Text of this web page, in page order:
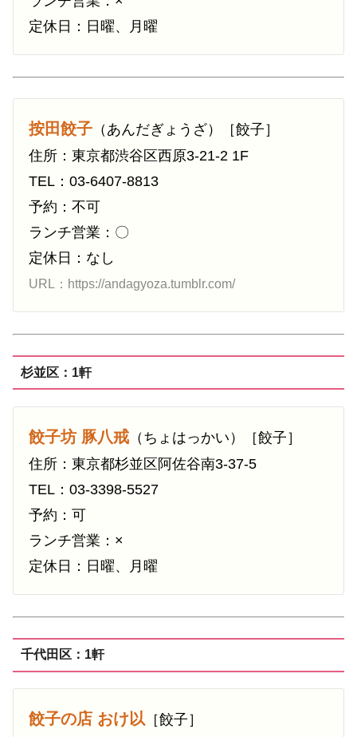
定休日：日曜、月曜
按田餃子 （あんだぎょうざ）［餃子］
住所：東京都渋谷区西原3-21-2 1F
TEL：03-6407-8813
予約：不可
ランチ営業：〇
定休日：なし
URL：https://andagyoza.tumblr.com/
杉並区：1軒
餃子坊 豚八戒 （ちょはっかい）［餃子］
住所：東京都杉並区阿佐谷南3-37-5
TEL：03-3398-5527
予約：可
ランチ営業：×
定休日：日曜、月曜
千代田区：1軒
餃子の店 おけ以 ［餃子］